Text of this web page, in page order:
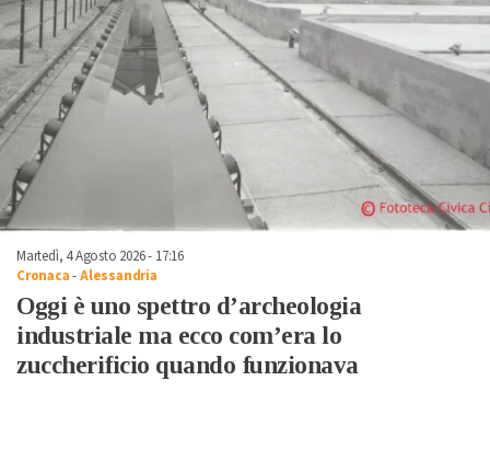
Martedì, 4 Agosto 2026 - 17:16
Cronaca-Alessandria
Oggi è uno spettro d’archeologia
industriale ma ecco com’era lo
zuccherificio quando funzionava